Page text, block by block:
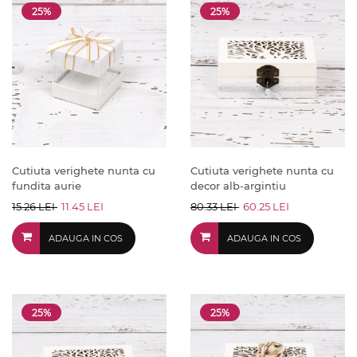
25%
Cutiuta verighete nunta cu
fundita aurie
15.26 LEI 11.45 LEI
ADAUGA IN COS
25%
Cutiuta verighete nunta cu
decor alb-argintiu
80.33 LEI 60.25 LEI
ADAUGA IN COS
25% 25%